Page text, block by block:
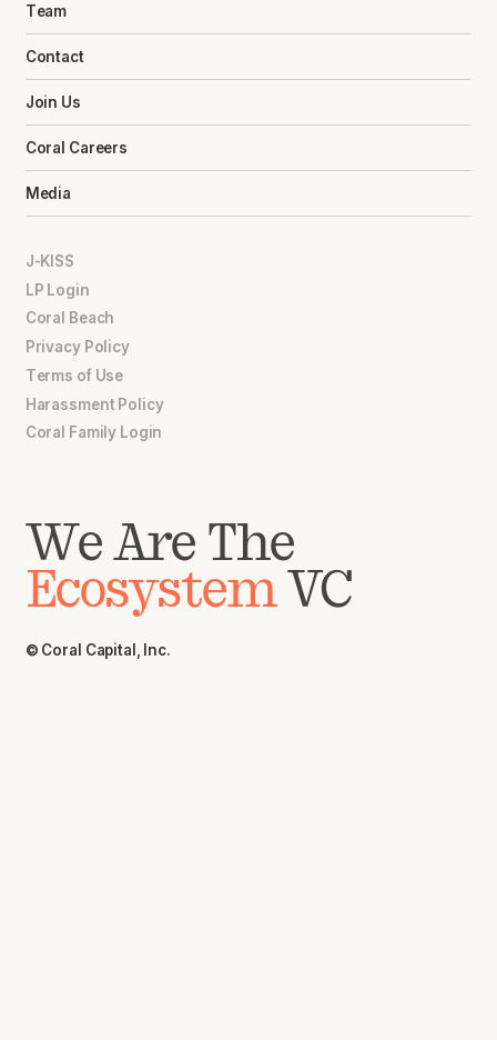
Team
Contact
Join Us
Coral Careers
Media
J-KISS
LP Login
Coral Beach
Privacy Policy
Terms of Use
Harassment Policy
Coral Family Login
We Are The
EcosystemVC
© Coral Capital, Inc.